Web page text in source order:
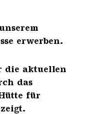
erwerben.
die aktuellen
das
für